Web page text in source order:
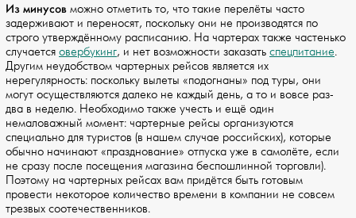
Из минусов можно отметить то, что такие перелёты часто
задерживают и переносят, поскольку они не производятся по
строго утверждённому расписанию. На чартерах также частенько
случается овербукинг, и нет возможности заказать спецпитание.
Другим неудобством чартерных рейсов является их
нерегулярность: поскольку вылеты «подогнаны» под туры, они
могут осуществляются далеко не каждый день, а то и вовсе раз-
два в неделю. Необходимо также учесть и ещё один
немаловажный момент: чартерные рейсы организуются
специально для туристов (в нашем случае российских), которые
обычно начинают «празднование» отпуска уже в самолёте, если
не сразу после посещения магазина беспошлинной торговли).
Поэтому на чартерных рейсах вам придётся быть готовым
провести некоторое количество времени в компании не совсем
трезвых соотечественников.